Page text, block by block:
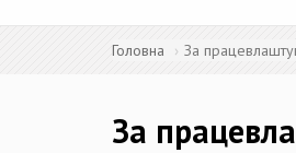
Головна За
За